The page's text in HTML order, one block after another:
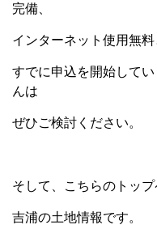
完備、
インターネット使用無料
すでに申込を開始して
んは
ぜひご検討ください。
そして、こちらのトッ
吉浦の土地情報です。